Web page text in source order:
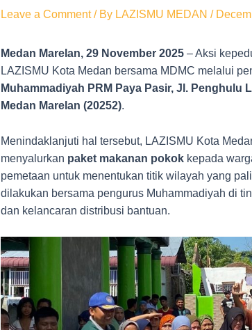
Leave a Comment / By LAZISMU MEDAN /
Medan Marelan, 29 November 2025 – Aksi
LAZISMU Kota Medan bersama MDMC melalui
Muhammadiyah PRM Paya Pasir, Jl. Penghulu
Medan Marelan (20252).
Menindaklanjuti hal tersebut, LAZISMU Kota
menyalurkan paket makanan pokok kepada
pemetaan untuk menentukan titik wilayah yang
dilakukan bersama pengurus Muhammadiyah di
dan kelancaran distribusi bantuan.